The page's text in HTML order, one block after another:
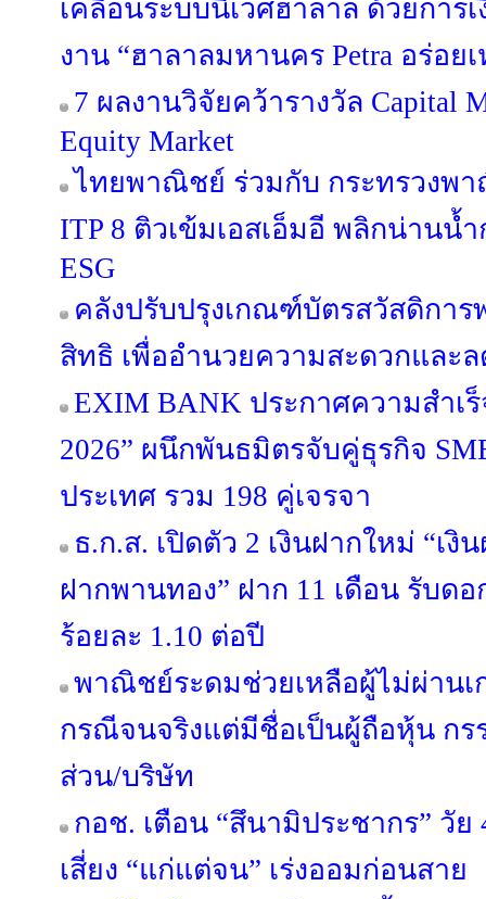
เคลื่อนระบบนิเวศฮาลาล ด้วยการ
งาน “ฮาลาลมหานคร Petra อร่อย
7 ผลงานวิจัยคว้ารางวัล Capital
Equity Market
ไทยพาณิชย์ ร่วมกับ กระทรวงพา
ITP 8 ติวเข้มเอสเอ็มอี พลิกน่านน้
ESG
คลังปรับปรุงเกณฑ์บัตรสวัสดิกา
สิทธิ เพื่ออำนวยความสะดวกและ
EXIM BANK ประกาศความสำเร็
2026” ผนึกพันธมิตรจับคู่ธุรกิจ
ประเทศ รวม 198 คู่เจรจา
ธ.ก.ส. เปิดตัว 2 เงินฝากใหม่ “เงิ
ฝากพานทอง” ฝาก 11 เดือน รับดอ
ร้อยละ 1.10 ต่อปี
พาณิชย์ระดมช่วยเหลือผู้ไม่ผ่าน
กรณีจนจริงแต่มีชื่อเป็นผู้ถือหุ้น ก
ส่วน/บริษัท
กอช. เตือน “สึนามิประชากร” วัย
เสี่ยง “แก่แต่จน” เร่งออมก่อนสาย